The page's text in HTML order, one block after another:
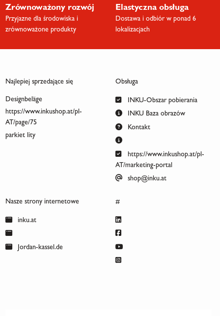
Zrównoważony rozwój
Przyjazne dla środowiska i
zrównoważone produkty
Elastyczna obsługa
Dostawa i odbiór w ponad 6
lokalizacjach
Najlepiej sprzedające się
Designbeläge
https://www.inkushop.at/pl-
AT/page/75
parkiet lity
Obsługa
INKU-Obszar pobierania
INKU Baza obrazów
Kontakt
https://www.inkushop.at/pl-
AT/marketing-portal
shop@inku.at
Nasze strony internetowe
inku.at
Jordan-kassel.de
#